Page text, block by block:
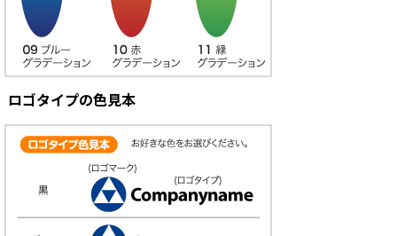
ロゴタイプの色見本